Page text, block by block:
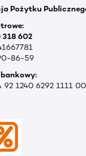
Pożytku
318 602
86-59
92 1240 6292 1111